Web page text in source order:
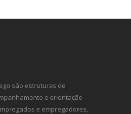
são estruturas de
e orientação
e empregadores,